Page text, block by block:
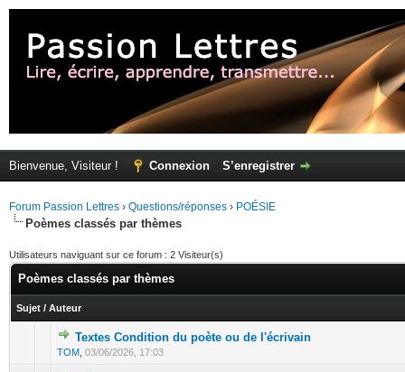
Bienvenue, Visiteur ! Connexion S’enregistrer
Forum Passion Lettres › Questions/réponses › POÉSIE
Poèmes classés par thèmes
Utilisateurs naviguant sur ce forum : 2 Visiteur(s)
Poèmes classés par thèmes
Sujet / Auteur
Textes Condition du poète ou de l'écrivain
TOM 03/06/2026, 17:03